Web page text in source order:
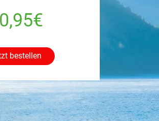
bestellen